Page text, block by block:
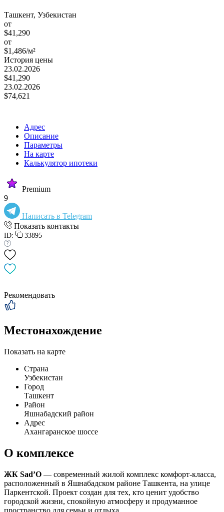
Ташкент, Узбекистан
от
$41,290
от
$1,486/м²
История цены
23.02.2026
$41,290
23.02.2026
$74,621
Адрес
Описание
Параметры
На карте
Калькулятор ипотеки
Premium
9
Написать в Telegram
Показать контакты
ID: 33895
Рекомендовать
Местонахождение
Показать на карте
Страна
Узбекистан
Город
Ташкент
Район
Яшнабадский район
Адрес
Ахангаранское шоссе
О комплексе
ЖК Sad’O — современный жилой комплекс комфорт-класса,
расположенный в Яшнабадском районе Ташкента, на улице
Паркентской. Проект создан для тех, кто ценит удобство
городской жизни, спокойную атмосферу и продуманное
пространство для семьи и отдыха.